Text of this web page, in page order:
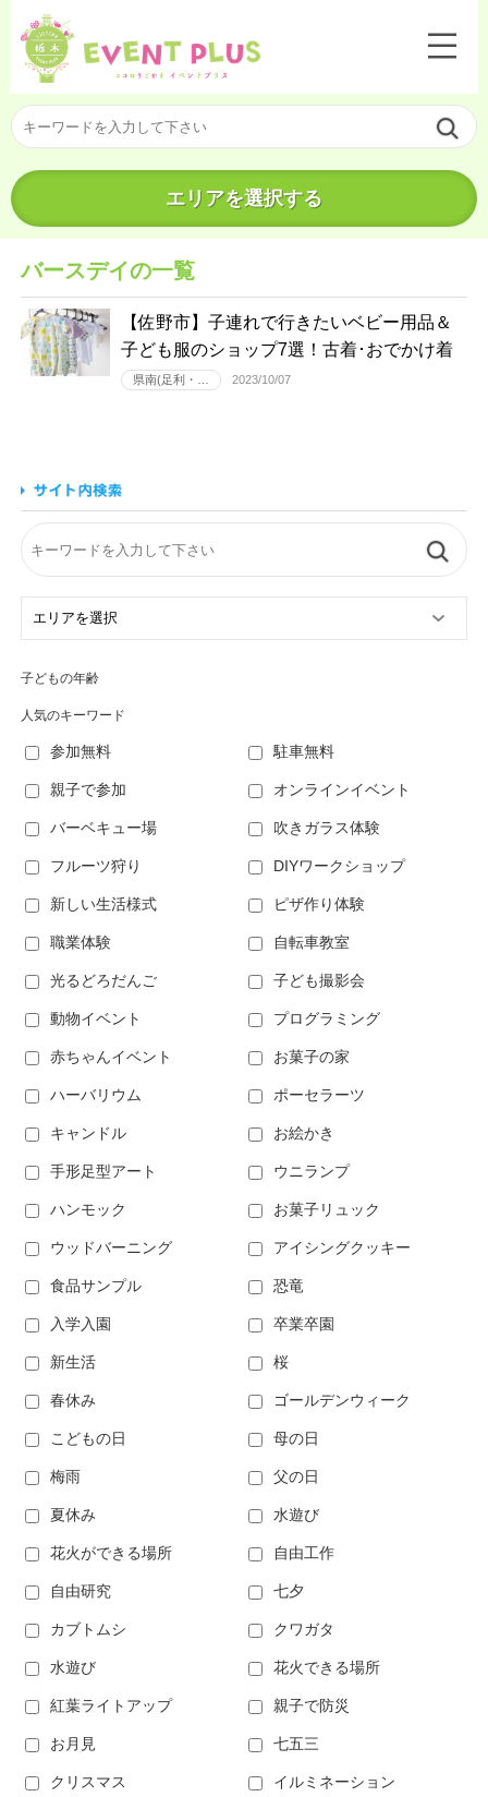
エリアを選択する
バースデイの一覧
【佐野市】子連れで行きたいベビー用品＆
子ども服のショップ7選！古着･おでかけ着
県南(足利・… 2023/10/07
子どもの年齢
人気のキーワード
参加無料 駐車無料
親子で参加 オンラインイベント
バーベキュー場 吹きガラス体験
フルーツ狩り DIYワークショップ
新しい生活様式 ピザ作り体験
職業体験 自転車教室
光るどろだんご 子ども撮影会
動物イベント プログラミング
赤ちゃんイベント お菓子の家
ハーバリウム ポーセラーツ
キャンドル お絵かき
手形足型アート ウニランプ
ハンモック お菓子リュック
ウッドバーニング アイシングクッキー
食品サンプル 恐竜
入学入園 卒業卒園
新生活 桜
春休み ゴールデンウィーク
こどもの日 母の日
梅雨 父の日
夏休み 水遊び
花火ができる場所 自由工作
自由研究 七夕
カブトムシ クワガタ
水遊び 花火できる場所
紅葉ライトアップ 親子で防災
お月見 七五三
クリスマス イルミネーション